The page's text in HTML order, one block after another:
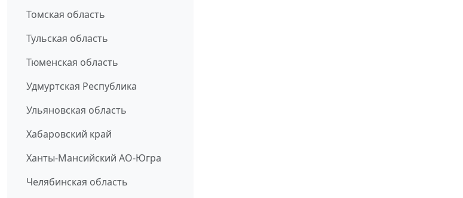
Томская область
Тульская область
Тюменская область
Удмуртская Республика
Ульяновская область
Хабаровский край
Ханты-Мансийский АО-Югра
Челябинская область